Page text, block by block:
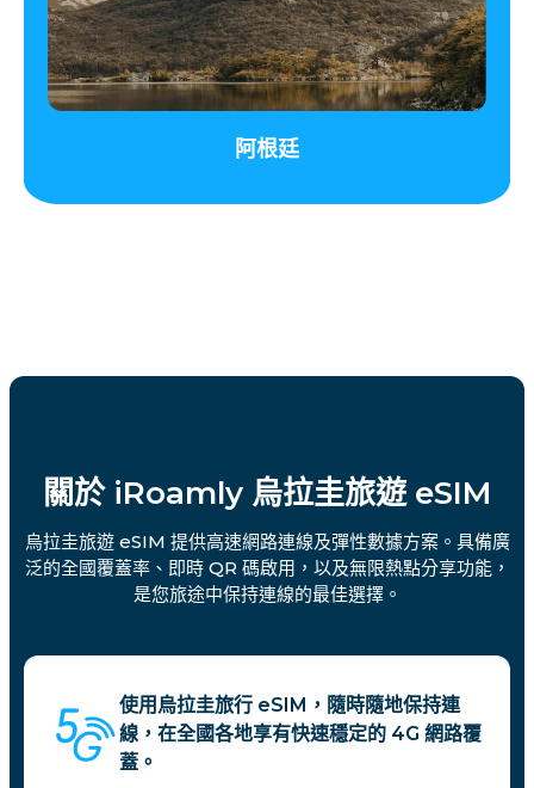
阿根廷
關於 iRoamly 烏拉圭旅遊 eSIM
烏拉圭旅遊 eSIM 提供高速網路連線及彈性數據方案。具備廣
泛的全國覆蓋率、即時 QR 碼啟用，以及無限熱點分享功能，
是您旅途中保持連線的最佳選擇。
使用烏拉圭旅行 eSIM，隨時隨地保持連
線，在全國各地享有快速穩定的 4G 網路覆
蓋。